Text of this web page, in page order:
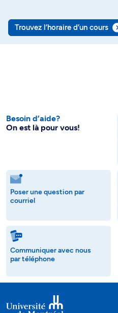
Trouvez l’horaire d’un cours
Besoin d’aide?
On est là pour vous!
Poser une question par
courriel
Communiquer avec nous
par téléphone